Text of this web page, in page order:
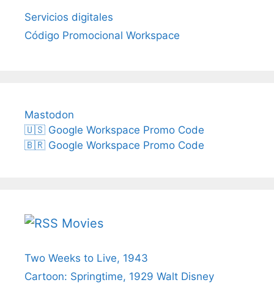
Servicios digitales
Código Promocional Workspace
Mastodon
🇺🇸 Google Workspace Promo Code
🇧🇷 Google Workspace Promo Code
Movies
Two Weeks to Live, 1943
Cartoon: Springtime, 1929 Walt Disney